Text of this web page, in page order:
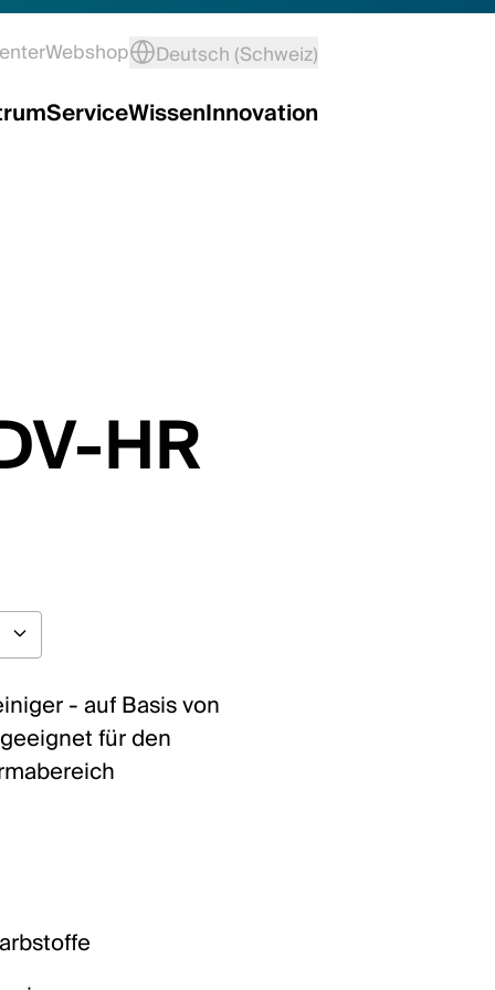
Webshop Deutsch (Schweiz)
ServiceWissenInnovation
HR
- auf Basis von
für den